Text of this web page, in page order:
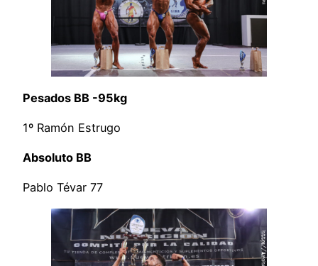
Pesados BB -95kg
1º Ramón Estrugo
Absoluto BB
Pablo Tévar 77